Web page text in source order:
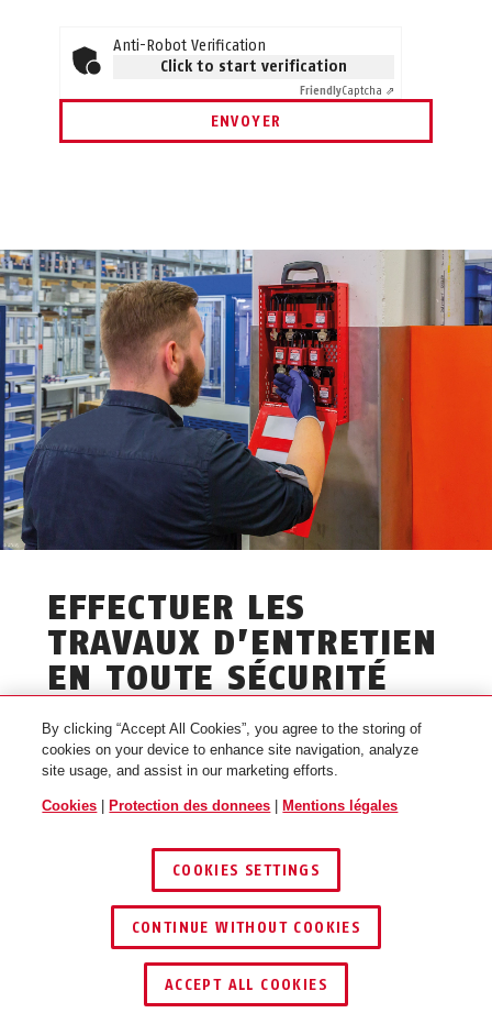
Anti-Robot Verification
Click to start verification
FriendlyCaptcha ⇗
ENVOYER
EFFECTUER LES
TRAVAUX D’ENTRETIEN
EN TOUTE SÉCURITÉ
Verrouillage et étiquetage : protégez
vos employés
son programme professionnel de cadenassage.
Non seulement cela protège votre équipe,
mais cela vous donne également la possibilité
d’organiser efficacement vos processus de
travail internes. Tout cela dans le plein
By clicking “Accept All Cookies”, you agree to the storing of
cookies on your device to enhance site navigation, analyze
site usage, and assist in our marketing efforts.
Cookies Protection des donnees Mentions légales
COOKIES SETTINGS
CONTINUE WITHOUT COOKIES
ACCEPT ALL COOKIES